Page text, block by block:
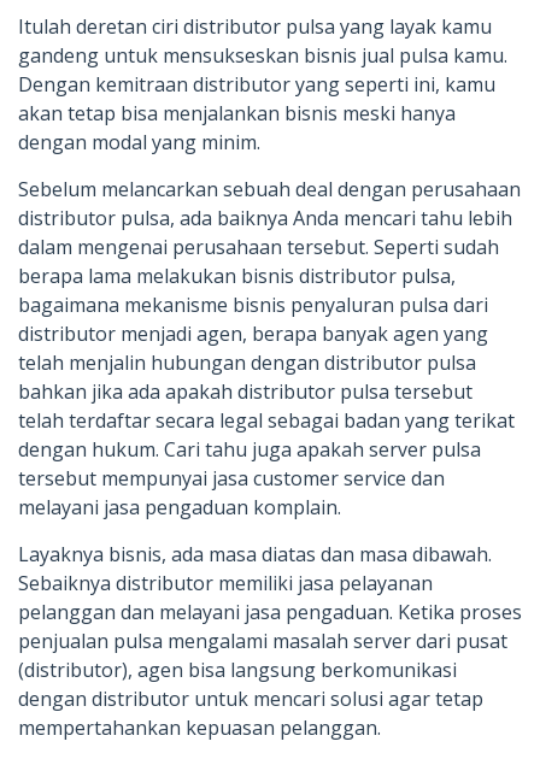
Itulah deretan ciri distributor pulsa yang layak kamu
gandeng untuk mensukseskan bisnis jual pulsa kamu.
Dengan kemitraan distributor yang seperti ini, kamu
akan tetap bisa menjalankan bisnis meski hanya
dengan modal yang minim.
Sebelum melancarkan sebuah deal dengan perusahaan
distributor pulsa, ada baiknya Anda mencari tahu lebih
dalam mengenai perusahaan tersebut. Seperti sudah
berapa lama melakukan bisnis distributor pulsa,
bagaimana mekanisme bisnis penyaluran pulsa dari
distributor menjadi agen, berapa banyak agen yang
telah menjalin hubungan dengan distributor pulsa
bahkan jika ada apakah distributor pulsa tersebut
telah terdaftar secara legal sebagai badan yang terikat
dengan hukum. Cari tahu juga apakah server pulsa
tersebut mempunyai jasa customer service dan
melayani jasa pengaduan komplain.
Layaknya bisnis, ada masa diatas dan masa dibawah.
Sebaiknya distributor memiliki jasa pelayanan
pelanggan dan melayani jasa pengaduan. Ketika proses
penjualan pulsa mengalami masalah server dari pusat
(distributor), agen bisa langsung berkomunikasi
dengan distributor untuk mencari solusi agar tetap
mempertahankan kepuasan pelanggan.